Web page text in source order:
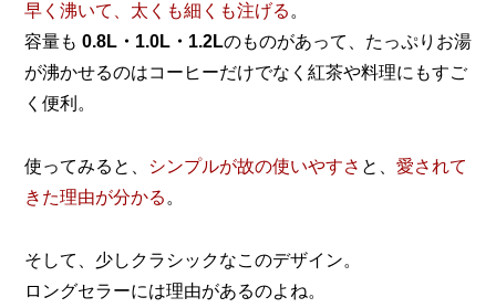
早く沸いて、太くも細くも注げる 。
容量も 0.8L・1.0L・1.2Lのものがあって、たっぷりお湯
が沸かせるのはコーヒーだけでなく紅茶や料理にもすご
く便利。
使ってみると、 シンプルが故の使いやすさ と、 愛されて
きた理由が分かる 。
そして、少しクラシックなこのデザイン。
ロングセラーには理由があるのよね。